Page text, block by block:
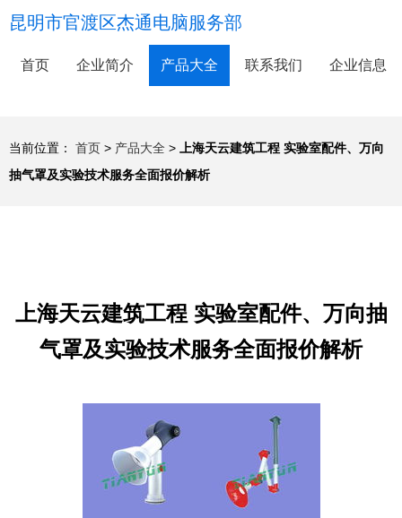
昆明市官渡区杰通电脑服务部
首页 企业简介 产品大全 联系我们 企业信息
当前位置： 首页 > 产品大全 >
上海天云建筑工程 实验室配件、万向
抽气罩及实验技术服务全面报价解析
上海天云建筑工程 实验室配件、万向抽
气罩及实验技术服务全面报价解析